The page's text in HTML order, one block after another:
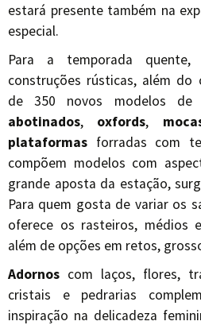
estará presente também na
especial.
Para a temporada
construções rústicas, além do
de 350 novos modelos de
abotinados, oxfords,
plataformas forradas com
compõem modelos com
grande aposta da estação,
Para quem gosta de variar os
oferece os rasteiros, médios
além de opções em retos,
Adornos com laços, flores,
cristais e pedrarias
inspiração na delicadeza